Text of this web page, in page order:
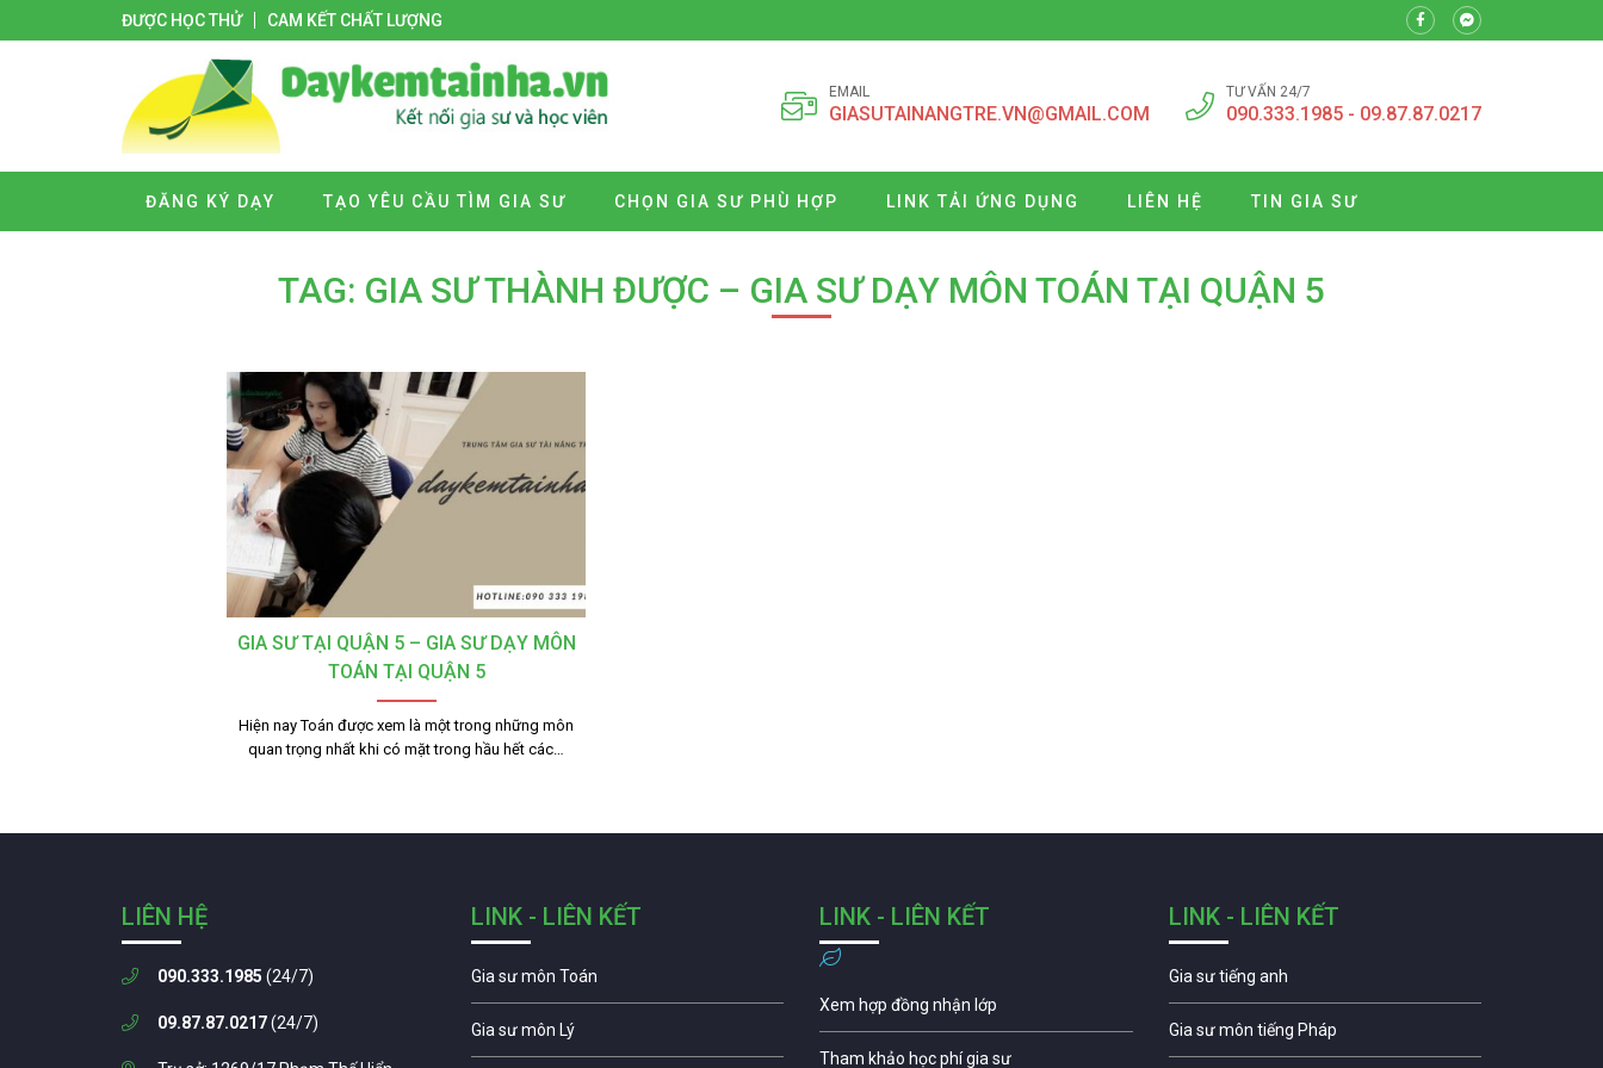
ĐƯỢC HỌC THỬ CAM KẾT CHẤT LƯỢNG
EMAIL
GIASUTAINANGTRE.VN@GMAIL.COM
TƯ VẤN 24/7
090.333.1985 - 09.87.87.0217
ĐĂNG KÝ DẠY TẠO YÊU CẦU TÌM GIA SƯ CHỌN GIA SƯ PHÙ HỢP LINK TẢI ỨNG DỤNG LIÊN HỆ TIN GIA SƯ
TAG: GIA SƯ THÀNH ĐƯỢC – GIA SƯ DẠY MÔN TOÁN TẠI QUẬN 5
GIA SƯ TẠI QUẬN 5 – GIA SƯ DẠY MÔN
TOÁN TẠI QUẬN 5
Hiện nay Toán được xem là một trong những môn
quan trọng nhất khi có mặt trong hầu hết các…
LIÊN HỆ
090.333.1985 (24/7)
09.87.87.0217(24/7)
LINK - LIÊN KẾT
Gia sư môn Toán
Gia sư môn Lý
LINK - LIÊN KẾT
Xem hợp đồng nhận lớp
Tham khảo học phí gia sư
LINK - LIÊN KẾT
Gia sư tiếng anh
Gia sư môn tiếng Pháp